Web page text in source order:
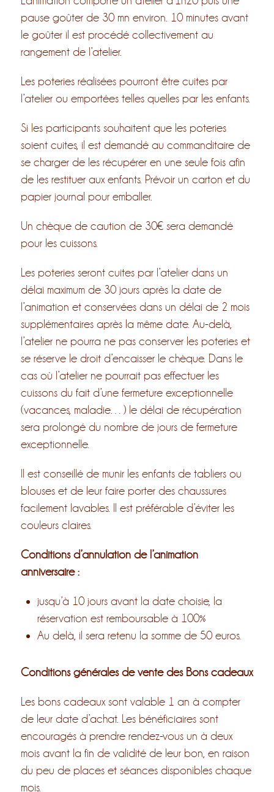
pause goûter de 30 mn environ. 10 minutes avant
le goûter il est procédé collectivement au
rangement de l’atelier.
Les poteries réalisées pourront être cuites par
l’atelier ou emportées telles quelles par les enfants.
Si les participants souhaitent que les poteries
soient cuites, il est demandé au commanditaire de
se charger de les récupérer en une seule fois afin
de les restituer aux enfants. Prévoir un carton et du
papier journal pour emballer.
Un chèque de caution de 30€ sera demandé
pour les cuissons.
Les poteries seront cuites par l’atelier dans un
délai maximum de 30 jours après la date de
l’animation et conservées dans un délai de 2 mois
supplémentaires après la même date. Au-delà,
l’atelier ne pourra ne pas conserver les poteries et
se réserve le droit d’encaisser le chèque. Dans le
cas où l’atelier ne pourrait pas effectuer les
cuissons du fait d’une fermeture exceptionnelle
(vacances, maladie…) le délai de récupération
sera prolongé du nombre de jours de fermeture
exceptionnelle.
Il est conseillé de munir les enfants de tabliers ou
blouses et de leur faire porter des chaussures
facilement lavables. Il est préférable d’éviter les
couleurs claires.
Conditions d’annulation de l’animation
anniversaire :
jusqu’à 10 jours avant la date choisie, la
réservation est remboursable à 100%
Au delà, il sera retenu la somme de 50 euros.
Conditions générales de vente des Bons cadeaux
Les bons cadeaux sont valable 1 an à compter
de leur date d’achat.
Les bénéficiaires sont
encouragés à prendre rendez-vous un à deux
mois avant la fin de validité de leur bon, en raison
du peu de places et séances disponibles chaque
mois.